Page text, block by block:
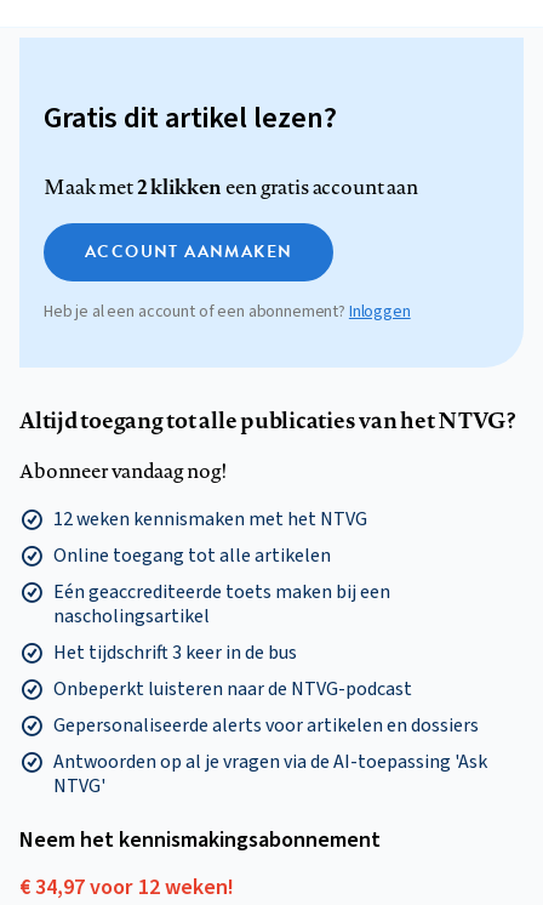
Gratis dit artikel lezen?
Maak met2 klikkeneen gratis account aan
ACCOUNT AANMAKEN
Heb je al een account of een abonnement? Inloggen
Altijd toegang tot alle publicaties van het NTVG?
Abonneer vandaag nog!
12 weken kennismaken met het NTVG
Online toegang tot alle artikelen
Eén geaccrediteerde toets maken bij een
nascholingsartikel
Het tijdschrift 3 keer in de bus
Onbeperkt luisteren naar de NTVG-podcast
Gepersonaliseerde alerts voor artikelen en dossiers
Antwoorden op al je vragen via de AI-toepassing 'Ask
NTVG'
Neem het kennismakings­abonnement
€ 34,97 voor 12 weken!